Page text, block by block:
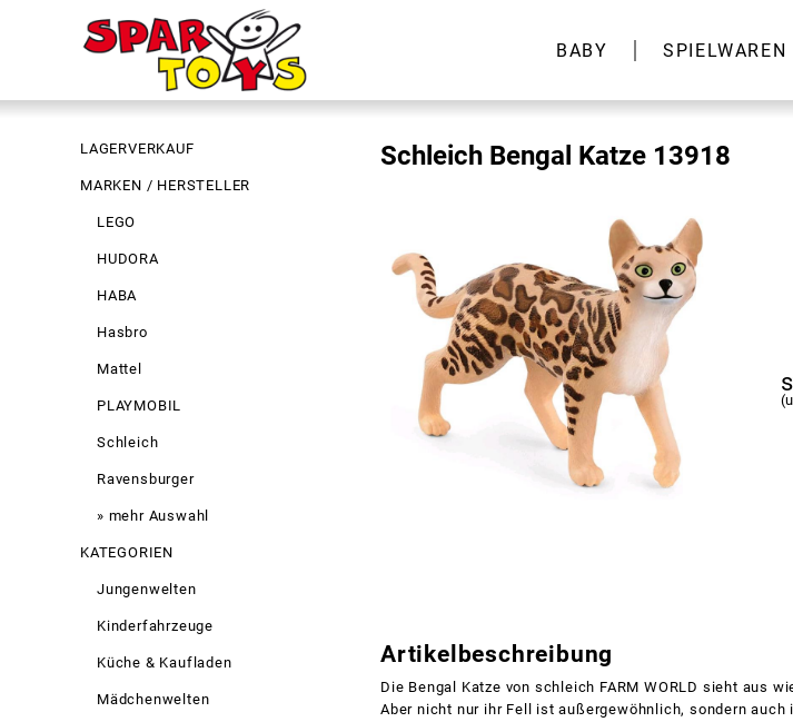
BABY SPIELWAREN
LAGERVERKAUF
MARKEN / HERSTELLER
LEGO
HUDORA
HABA
Hasbro
Mattel
PLAYMOBIL
Schleich
Ravensburger
» mehr Auswahl
KATEGORIEN
Jungenwelten
Kinderfahrzeuge
Küche & Kaufladen
Mädchenwelten
Schleich Bengal Katze 13918
Artikelbeschreibung
Die Bengal Katze von schleich FARM WORLD sieht aus
Aber nicht nur ihr Fell ist außergewöhnlich, sondern